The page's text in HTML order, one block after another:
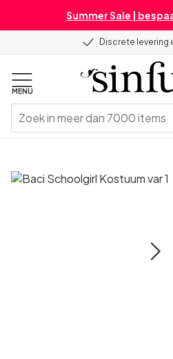
Summer Sale |
Discrete levering
MENU